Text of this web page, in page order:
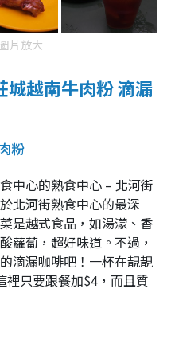
片放大
城越南牛肉粉 滴漏
粉
中心的熟食中心 – 北河街
北河街熟食中心的最深
是越式食品，如湯濛、香
蘿蔔，超好味道。不過，
滴漏咖啡吧！一杯在靚靚
裡只要跟餐加$4，而且質